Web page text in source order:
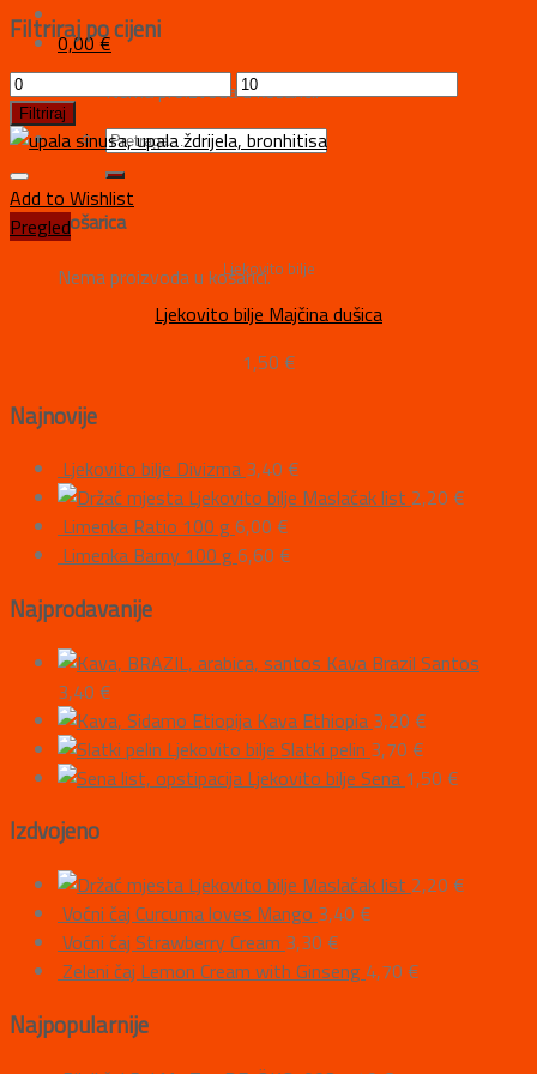
0,00€
Nema proizvoda u košarici.
Košarica
Nema proizvoda u košarici.
Filtriraj po cijeni
Filtriraj
Add to Wishlist
Pregled
Ljekovito bilje
Ljekovito bilje Majčina dušica
1,50 €
Najnovije
Ljekovito bilje Divizma 3,40 €
Ljekovito bilje Maslačak list 2,20 €
Limenka Ratio 100 g 6,00 €
Limenka Barny 100 g 6,60 €
Najprodavanije
Kava Brazil Santos
3,40 €
Kava Ethiopia 3,20 €
Ljekovito bilje Slatki pelin 3,70 €
Ljekovito bilje Sena 1,50 €
Izdvojeno
Ljekovito bilje Maslačak list 2,20 €
Voćni čaj Curcuma loves Mango 3,40 €
Voćni čaj Strawberry Cream 3,30 €
Zeleni čaj Lemon Cream with Ginseng 4,70 €
Najpopularnije